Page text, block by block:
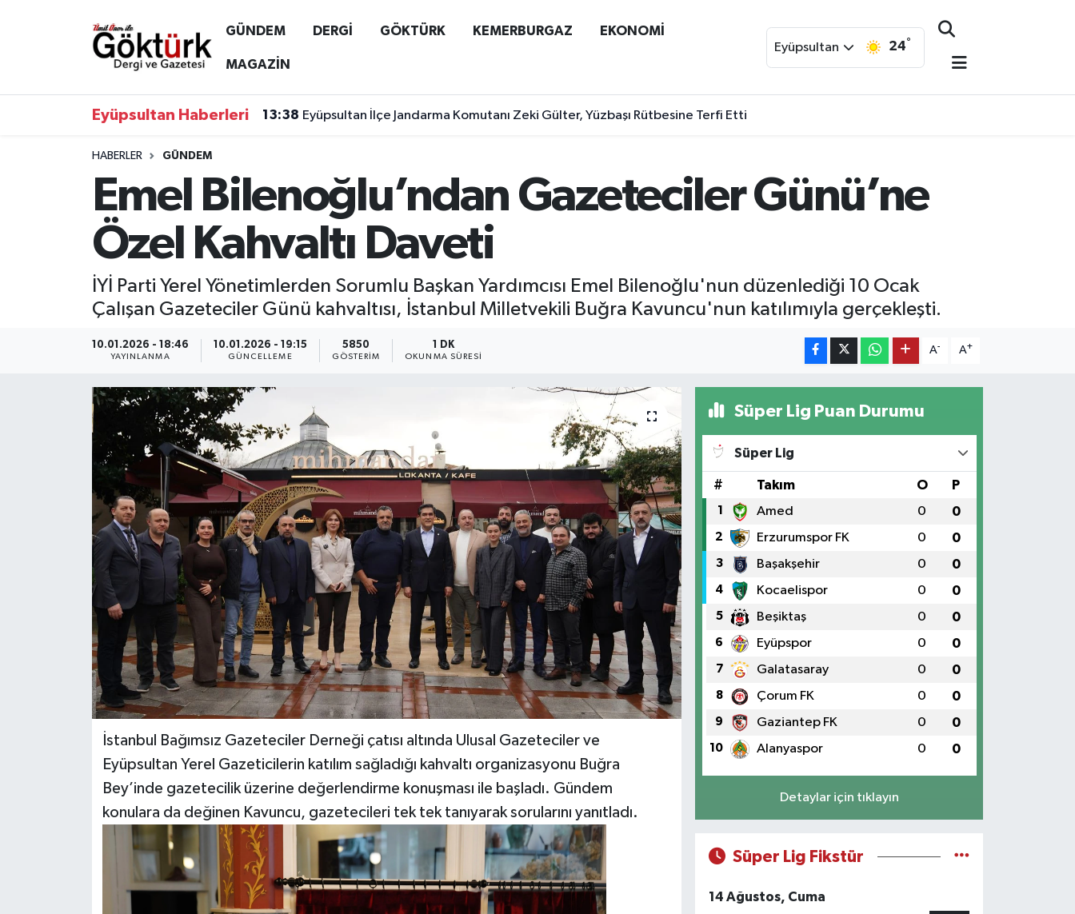
GÜNDEM DERGİ GÖKTÜRK KEMERBURGAZ EKONOMİ
MAGAZİN
Eyüpsultan 24°
Eyüpsultan Haberleri 13:38 Eyüpsultan İlçe Jandarma Komutanı Zeki Gülter, Yüzbaşı Rütbesine Terfi Etti
HABERLER GÜNDEM
Emel Bilenoğlu’ndan Gazeteciler Günü’ne
Özel Kahvaltı Daveti
İYİ Parti Yerel Yönetimlerden Sorumlu Başkan Yardımcısı Emel Bilenoğlu'nun düzenlediği 10 Ocak
Çalışan Gazeteciler Günü kahvaltısı, İstanbul Milletvekili Buğra Kavuncu'nun katılımıyla gerçekleşti.
10.01.2026 - 18:46
YAYINLANMA
10.01.2026 - 19:15
GÜNCELLEME
5850
GÖSTERIM
1 DK
OKUNMA SÜRESI
A- A+
İstanbul Bağımsız Gazeteciler Derneği çatısı altında Ulusal Gazeteciler ve
Eyüpsultan Yerel Gazeticilerin katılım sağladığı kahvaltı organizasyonu Buğra
Bey’inde gazetecilik üzerine değerlendirme konuşması ile başladı. Gündem
konulara da değinen Kavuncu, gazetecileri tek tek tanıyarak sorularını yanıtladı.
Süper Lig Puan Durumu
Süper Lig
# Takım O P
1 Amed 0 0
2 Erzurumspor FK 0 0
3 Başakşehir 0 0
4 Kocaelispor 0 0
5 Beşiktaş 0 0
6 Eyüpspor 0 0
7 Galatasaray 0 0
8 Çorum FK 0 0
9 Gaziantep FK 0 0
10 Alanyaspor 0 0
Detaylar için tıklayın
Süper Lig Fikstür
14 Ağustos, Cuma
Anne Çocuk
GÖKTÜRK
GÜNDEM
KEMERBURGAZ
KÜLTÜR - SANAT
MAGAZİN
ÖZEL HABER
SAĞLIK
TEKNOLOJİ
TİCARET
Eyüpsultan Hava Durumu
Tüm Manşetler
Son Dakika Haberleri